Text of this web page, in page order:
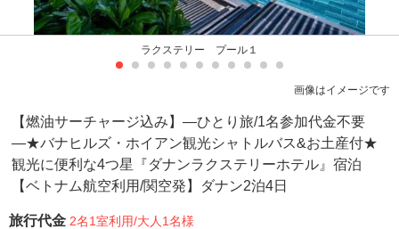
ラクステリー プール１
画像はイメージです
【燃油サーチャージ込み】―ひとり旅/1名参加代金不要
―★バナヒルズ・ホイアン観光シャトルバス&お土産付★
観光に便利な4つ星『ダナンラクステリーホテル』宿泊
【ベトナム航空利用/関空発】ダナン2泊4日
旅行代金 2名1室利用/大人1名様